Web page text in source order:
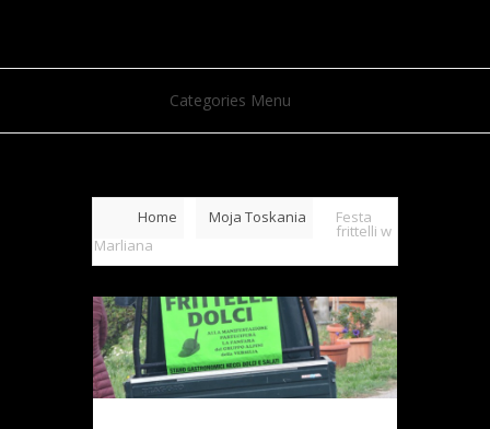
Categories Menu
Home Moja Toskania Festa
frittelli w
Marliana